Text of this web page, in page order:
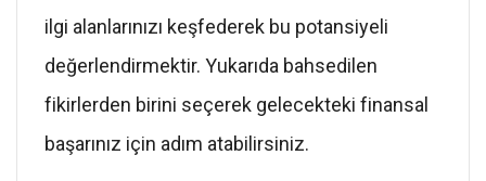
ilgi alanlarınızı keşfederek bu potansiyeli
değerlendirmektir. Yukarıda bahsedilen
fikirlerden birini seçerek gelecekteki finansal
başarınız için adım atabilirsiniz.